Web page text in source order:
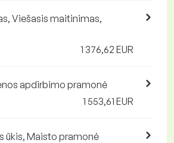
Viešasis maitinimas,
1 376,62 EUR
apdirbimo pramonė
1 553,61 EUR
ūkis, Maisto pramonė